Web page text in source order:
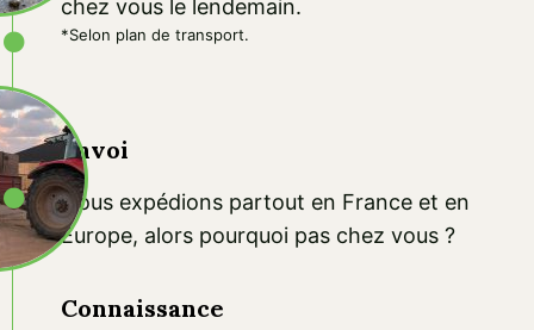
chez vous le lendemain.
*Selon plan de transport.
Envoi
Nous expédions partout en France et en
Europe, alors pourquoi pas chez vous ?
Connaissance